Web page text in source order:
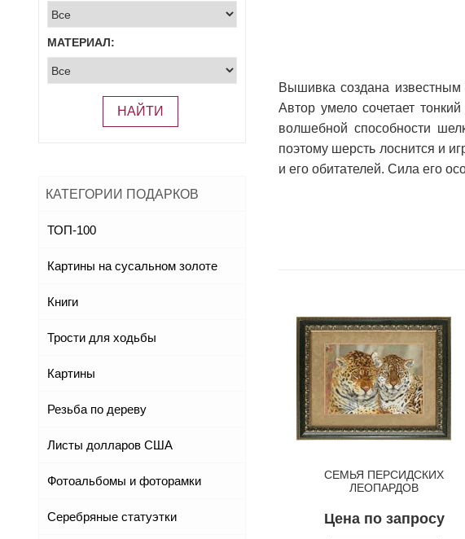
МАТЕРИАЛ:
НАЙТИ
КАТЕГОРИИ ПОДАРКОВ
ТОП-100
Картины на сусальном золоте
Книги
Трости для ходьбы
Картины
Резьба по дереву
Листы долларов США
Фотоальбомы и фоторамки
Серебряные статуэтки
Вышивка создана
Автор умело сочетает
волшебной способности
поэтому шерсть лоснится и
и его обитателей. Сила его
СЕМЬЯ ПЕРСИДСКИХ
ЛЕОПАРДОВ
Цена по запросу